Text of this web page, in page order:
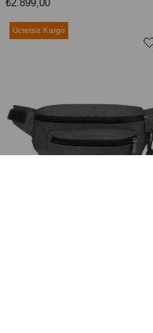
₺2.899,00
Ücretsiz Kargo